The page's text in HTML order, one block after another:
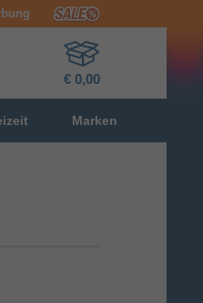
€ 0,00
Marken